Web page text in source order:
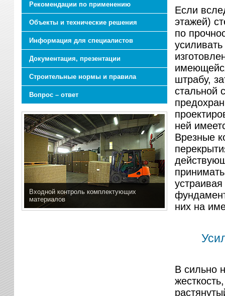
Рекомендации по применению
Объекты и технические решения
Информация для специалистов
Документация, презентации
Строительные нормы и правила
Вопрос – ответ
Входной контроль комплектующих
материалов
Если
этажей)
по
штрабу,
стальной
ней
Врезные
них на
В сильно